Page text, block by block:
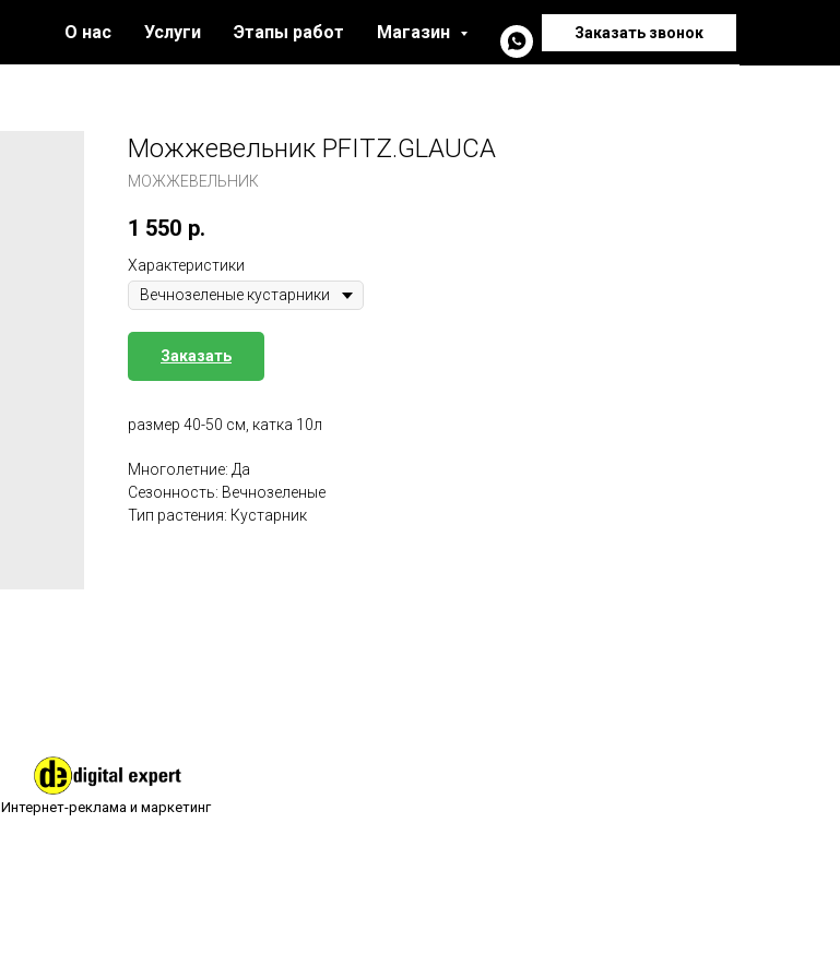
О нас Услуги Этапы работ Магазин Заказать звонок
Можжевельник PFITZ.GLAUCA
МОЖЖЕВЕЛЬНИК
1 550 р.
Характеристики
Заказать
размер 40-50 см, катка 10л
Многолетние: Да
Сезонность: Вечнозеленые
Тип растения: Кустарник
Интернет-реклама и маркетинг